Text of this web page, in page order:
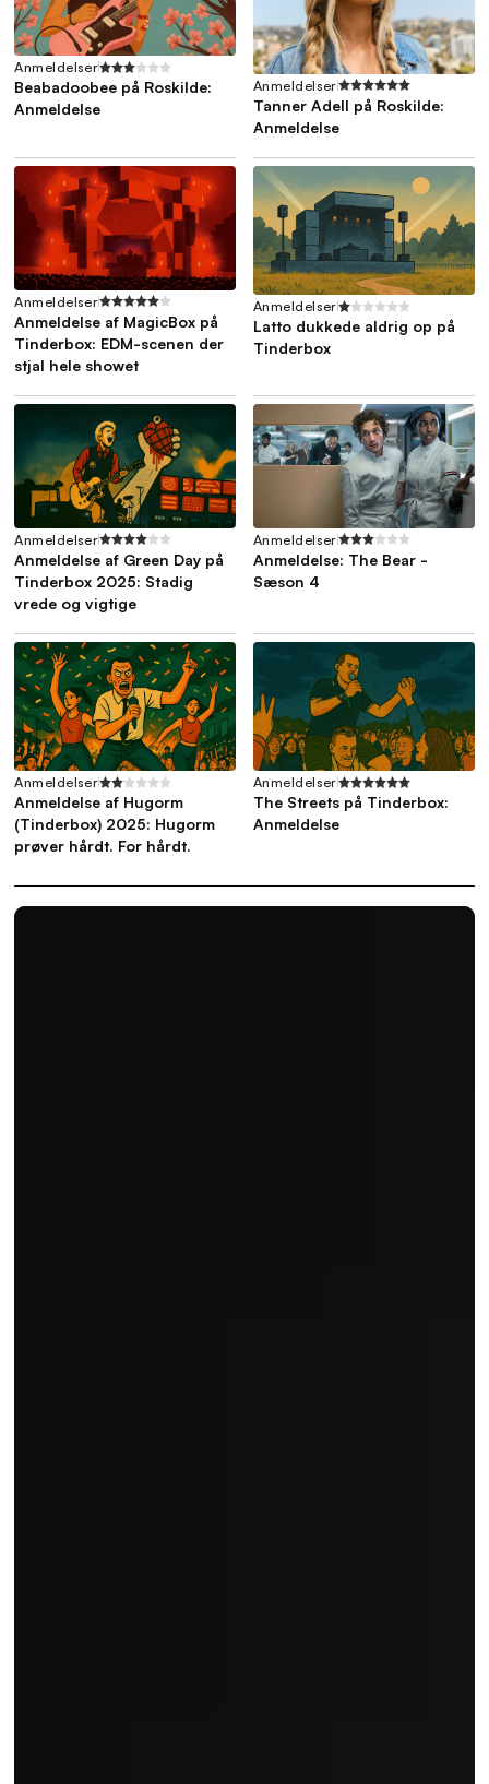
Anmeldelser
Beabadoobee på Roskilde:
Anmeldelse
Anmeldelser
Tanner Adell på Roskilde:
Anmeldelse
Anmeldelser
Anmeldelse af MagicBox på
Tinderbox: EDM-scenen der
stjal hele showet
Anmeldelser
Latto dukkede aldrig op på
Tinderbox
Anmeldelser
Anmeldelse af Green Day på
Tinderbox 2025: Stadig
vrede og vigtige
Anmeldelser
Anmeldelse: The Bear -
Sæson 4
Anmeldelser
Anmeldelse af Hugorm
(Tinderbox) 2025: Hugorm
prøver hårdt. For hårdt.
Anmeldelser
The Streets på Tinderbox:
Anmeldelse